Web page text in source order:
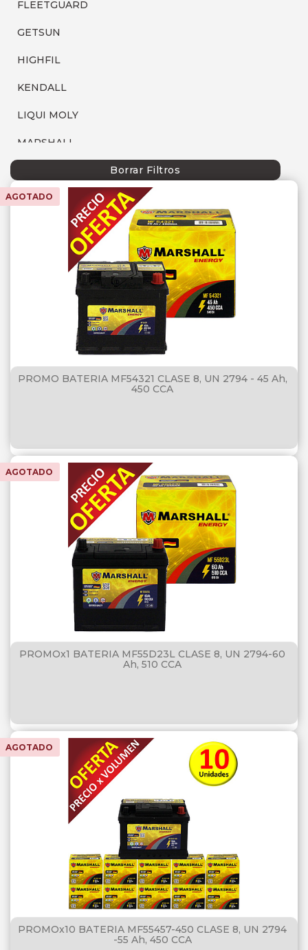
FLEETGUARD
GETSUN
HIGHFIL
KENDALL
LIQUI MOLY
MARSHALL
P66
Borrar Filtros
AGOTADO
PROMO BATERIA MF54321 CLASE 8, UN 2794 - 45 Ah,
450 CCA
AGOTADO
PROMOx1 BATERIA MF55D23L CLASE 8, UN 2794-60
Ah, 510 CCA
AGOTADO
PROMOx10 BATERIA MF55457-450 CLASE 8, UN 2794
-55 Ah, 450 CCA